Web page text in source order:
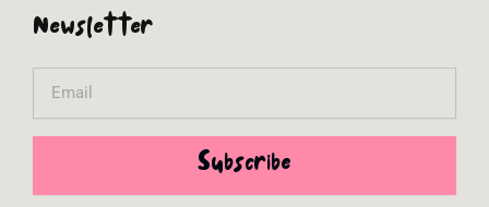
Newsletter
Subscribe